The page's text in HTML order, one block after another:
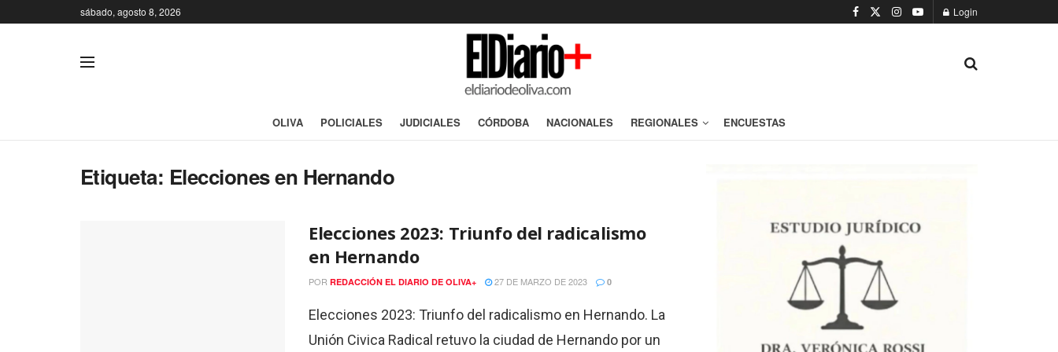
sábado, agosto 8, 2026 Login
OLIVA POLICIALES JUDICIALES CÓRDOBA NACIONALES REGIONALES ENCUESTAS
Etiqueta: Elecciones en Hernando
Elecciones 2023: Triunfo del radicalismo
en Hernando
POR REDACCIÓN EL DIARIO DE OLIVA+ 27 DE MARZO DE 2023 0
Elecciones 2023: Triunfo del radicalismo en Hernando. La
Unión Civica Radical retuvo la ciudad de Hernando por un